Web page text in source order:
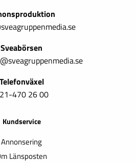
Sveabörsen
Telefonväxel
470 26 00
Kundservice
Annonsering
Länsposten